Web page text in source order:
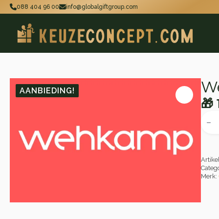
088 404 96 00 info@globalgiftgroup.com
AANBIEDING!
🎁
🎁
🎁 1.
Merk: